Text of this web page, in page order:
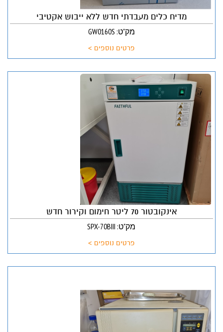
מדיח כלים מעבדתי חדש ללא ייבוש אקטיבי
מק"ט: GW0160S
פרטים נוספים >
אינקובטור 70 ליטר חימום וקירור חדש
מק"ט: SPX-70BIII
פרטים נוספים >